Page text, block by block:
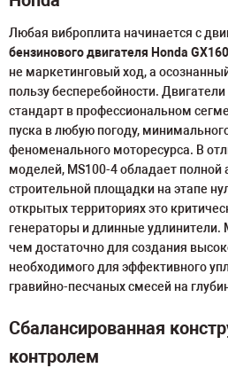
Любая виброплита начинается с
бензинового двигателя Honda
не маркетинговый ход, а
пользу бесперебойности.
стандарт в профессиональном
пуска в любую погоду,
феноменального моторесурса. В
моделей, MS100-4 обладает
строительной площадки на этапе
открытых территориях это
генераторы и длинные удлинители.
чем достаточно для создания
необходимого для эффективного
гравийно-песчаных смесей на
Сбалансированная
контролем